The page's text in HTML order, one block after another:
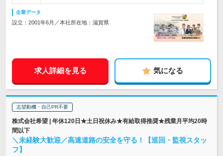
企業データ
設立：2001年6月／本社所在地：滋賀県
求人詳細を見る 気になる
志望動機・自己PR不要
株式会社希望 | 年休120日★土日祝休み★有給取得推奨★残業月平均20時
間以下
＼未経験大歓迎／高速道路の安全を守る！【巡回・監視スタッ
フ】